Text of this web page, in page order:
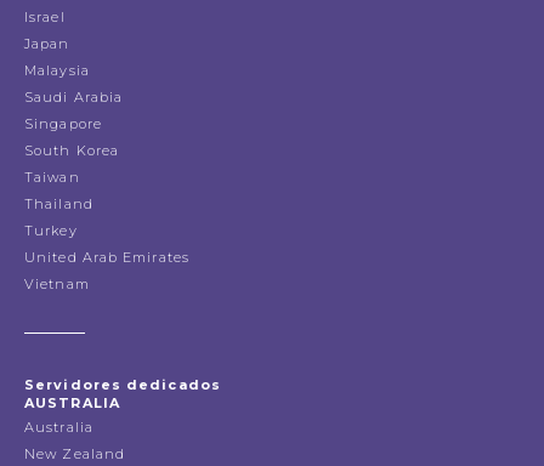
Israel
Japan
Malaysia
Saudi Arabia
Singapore
South Korea
Taiwan
Thailand
Turkey
United Arab Emirates
Vietnam
Servidores dedicados
AUSTRALIA
Australia
New Zealand